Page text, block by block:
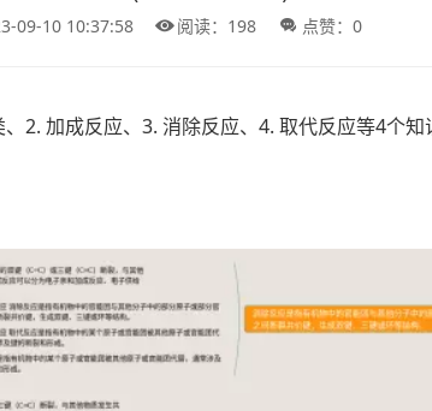
09-10 10:37:58 阅读：198 点赞：0
2. 加成反应、3. 消除反应、4. 取代反应等4个